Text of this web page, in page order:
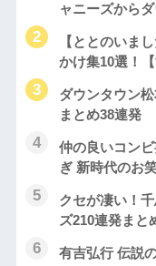
ャニーズから
【ととのいま
かけ集10選！【
ダウンタウン
まとめ38連発
仲の良いコン
ぎ 新時代のお
クセが凄い！
ズ210連発まと
有吉弘行 伝説